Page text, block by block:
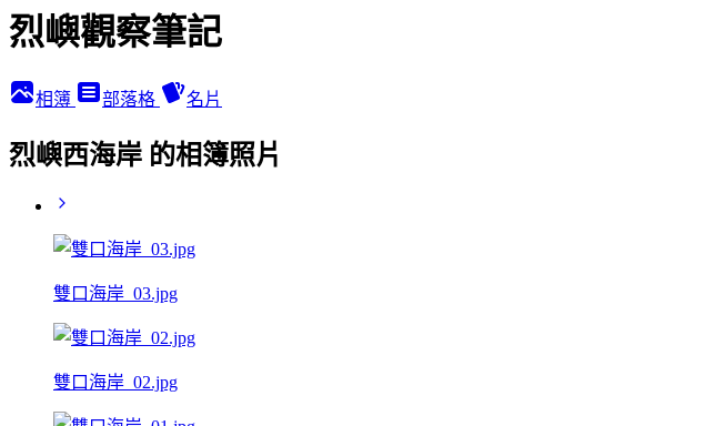
烈嶼觀察筆記
相簿 部落格 名片
烈嶼西海岸 的相簿照片
雙口海岸_03.jpg
雙口海岸_02.jpg